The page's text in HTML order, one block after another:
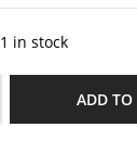
1 in stock
ADD TO